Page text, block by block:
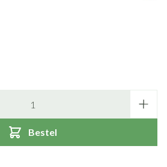
Bestel